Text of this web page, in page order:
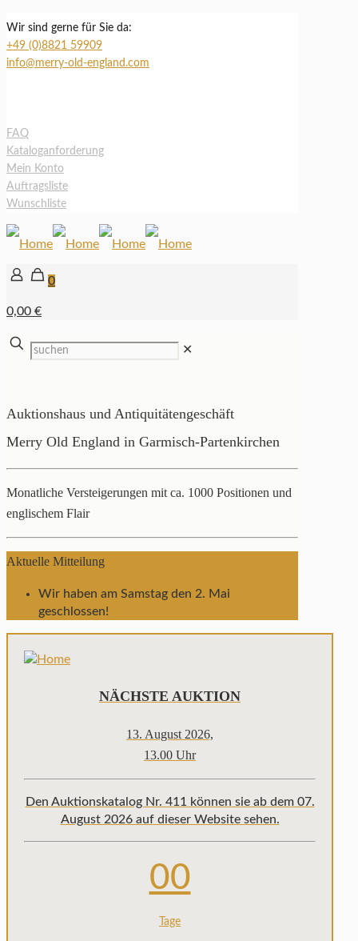
Wir sind gerne für Sie da:
+49 (0)8821 59909
info@merry-old-england.com
FAQ
Kataloganforderung
Mein Konto
Auftragsliste
Wunschliste
0
0,00 €
✕
Auktionshaus und Antiquitätengeschäft
Merry Old England in Garmisch-Partenkirchen
Monatliche Versteigerungen mit ca. 1000 Positionen und
englischem Flair
Aktuelle Mitteilung
Wir haben am Samstag den 2. Mai
geschlossen!
NÄCHSTE AUKTION
13. August 2026,
13.00 Uhr
Den Auktionskatalog Nr. 411 können sie ab dem 07.
August 2026 auf dieser Website sehen.
00
Tage